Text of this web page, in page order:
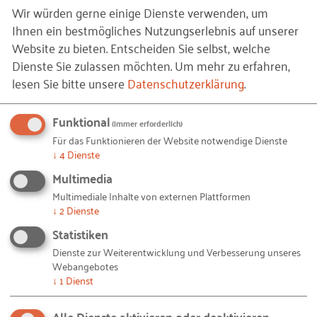
oft noch meilenweit hinter den Verheißungen her“,
beschrieb Jörg Bahlow, Unternehmensberater und
Geschäftsführer der GITTA mbh, seine Erfahrungen
aus der Betriebspraxis. Die Möglichkeiten der
Vereinbarkeit von Berufs- und Privatleben sowie
Entscheidungsspielräume seien zwar laut DGB-
Index „Gute Arbeit“ gewachsen. In Anbetracht der
steigenden Pflegeaufgaben noch erwerbstätiger
Menschen wären Flexibilitätsangebote allerdings in
weitaus größerem Maße notwendig. Belastungen
entstünden ferner durch „interessierte
Selbstgefährdung“, etwa mit dem Umgehen von
Schutz- und Sicherheitsstandards durch die
Ausdehnung der Arbeitszeit. Mehr
Eigenverantwortung, Selbstorganisation und
Selbstführung seien wichtig.
Wir würden gerne einige Dienste verwenden, um
Ihnen ein bestmögliches Nutzungserlebnis auf unserer
Website zu bieten. Entscheiden Sie selbst, welche
Dienste Sie zulassen möchten.Um mehr zu erfahren,
lesen Sie bitte unsereDatenschutzerklärung.
Funktional(immer erforderlich)
Für das Funktionieren der Website notwendige Dienste
↓ 4Dienste
Multimedia
Multimediale Inhalte von externen Plattformen
↓ 2Dienste
Statistiken
Dienste zur Weiterentwicklung und Verbesserung unseres
Webangebotes
↓ 1 Dienst